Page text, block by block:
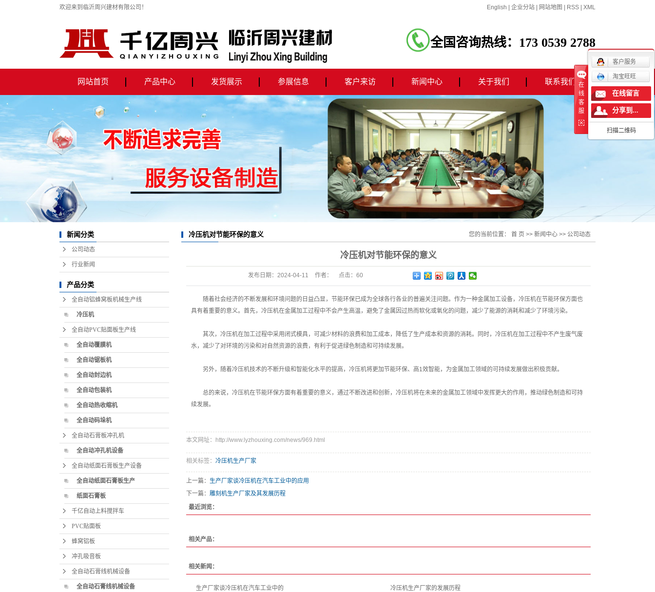
欢迎来到临沂周兴建材有限公司！ English 企业分站 网站地图 RSS XML
全国咨询热线：173 0539 2788
网站首页 产品中心
全自动铝蜂窝板机械生产线
全自动PVC贴面板生产线
全自动石膏板冲孔机
全自动纸面石膏板生产设备
千亿自动上料搅拌车
拉伸机
雕刻机
发货展示
机器发货
参展信息 客户来访 新闻中心
行业新闻
关于我们
联系我们
营业执照
荣誉证书
联系我们
新闻分类
公司动态
行业新闻
产品分类
全自动铝蜂窝板机械生产线
冷压机
全自动PVC贴面板生产线
全自动覆膜机
全自动锯板机
全自动封边机
全自动包装机
全自动热收缩机
全自动码垛机
全自动石膏板冲孔机
全自动冲孔机设备
全自动纸面石膏板生产设备
全自动纸面石膏板生产
纸面石膏板
千亿自动上料搅拌车
PVC贴面板
蜂窝铝板
冲孔吸音板
全自动石膏线机械设备
全自动石膏线机械设备
冷压机对节能环保的意义 您的当前位置： 首 页 >> 新闻中心 >> 公司动态
冷压机对节能环保的意义
发布日期： 2024-04-11 作者： 点击： 60
随着社会经济的不断发展和环境问题的日益凸显，节能环保已成为全球各行各业的普遍关注问题。作为一种金属加工设备，冷压机在节能环保方面也
具有着重要的意义。首先，冷压机在金属加工过程中不会产生高温，避免了金属因过热而软化或氧化的问题，减少了能源的消耗和减少了环境污染。
其次，冷压机在加工过程中采用闭式模具，可减少材料的浪费和加工成本，降低了生产成本和资源的消耗。同时，冷压机在加工过程中不产生废气废
水，减少了对环境的污染和对自然资源的浪费，有利于促进绿色制造和可持续发展。
另外，随着冷压机技术的不断升级和智能化水平的提高，冷压机将更加节能环保、高1效智能，为金属加工领域的可持续发展做出积极贡献。
总的来说，冷压机在节能环保方面有着重要的意义，通过不断改进和创新，冷压机将在未来的金属加工领域中发挥更大的作用，推动绿色制造和可持
续发展。
本文网址：http://www.lyzhouxing.com/news/969.html
相关标签： 冷压机生产厂家
上一篇： 生产厂家谈冷压机在汽车工业中的应用
下一篇： 雕刻机生产厂家及其发展历程
最近浏览：
相关产品：
相关新闻：
生产厂家谈冷压机在汽车工业中的
冷压机生产厂家的发展历程
在
线
客
服
客户服务
淘宝旺旺
在线留言
分享到...
扫描二维码